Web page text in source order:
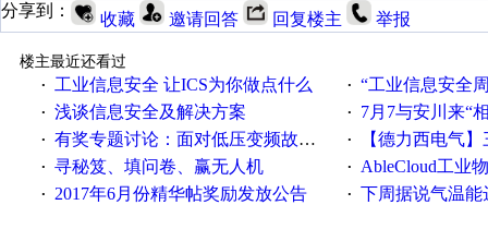
分享到： 收藏 邀请回答 回复楼主 举报
楼主最近还看过
·
工业信息安全 让ICS为你做点什么 · “工业信息安全周之我见”
· 浅谈信息安全及解决方案 · 7月7与安川来“
· 有奖专题讨论：面对低压变频故障，老手是这样解决的！ · 【德力西电气】三
· 寻秘笈、填问卷、赢无人机 · AbleCloud工业物联
· 2017年6月份精华帖奖励发放公告 · 下周据说气温能